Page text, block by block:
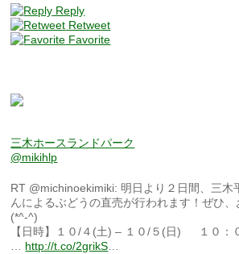
Reply
Retweet
Favorite
三木ホースランドパーク
@mikihlp
RT @michinoekimiki: 明日より２日間、三木
んによるぶどうの直売が行われます！ぜひ
(*^-^)
【日時】１０/４(土) – １０/５(日) １０：
… http://t.co/2grikS…